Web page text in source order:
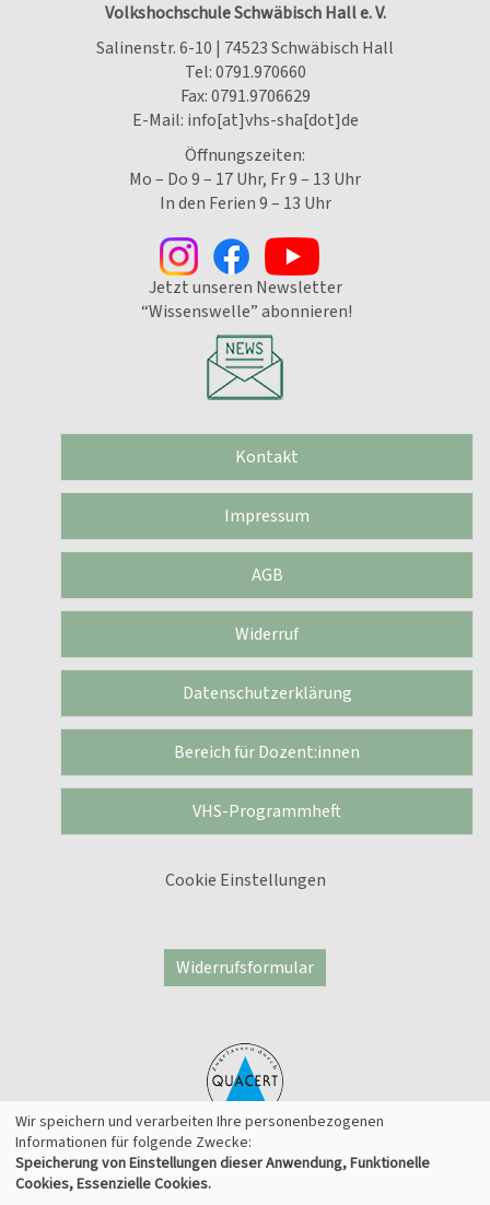
Volkshochschule Schwäbisch Hall e. V.
Salinenstr. 6-10 | 74523 Schwäbisch Hall
Tel:0791.970660
Fax: 0791.9706629
E-Mail: info[at]vhs-sha[dot]de
Öffnungszeiten:
Mo – Do 9 – 17 Uhr, Fr 9 – 13 Uhr
In den Ferien 9 – 13 Uhr
Jetzt unseren Newsletter
“Wissenswelle” abonnieren!
Kontakt
Impressum
AGB
Widerruf
Datenschutzerklärung
Bereich für Dozent:innen
VHS-Programmheft
Cookie Einstellungen
Widerrufsformular
© 2026 Kufer Software GmbH
Wir speichern und verarbeiten Ihre personenbezogenen
Informationen für folgende Zwecke:
Speicherung von Einstellungen dieser Anwendung, Funktionelle
Cookies, Essenzielle Cookies.